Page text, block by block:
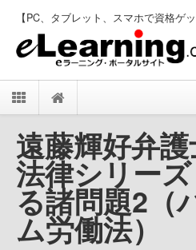
【PC、タブレット、スマホで資格ゲ
遠藤輝好弁
法律シリー
る諸問題2（
ム労働法）